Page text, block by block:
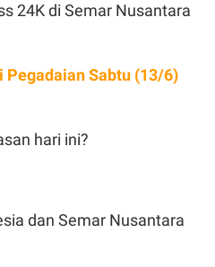
24K di Semar Nusantara
Pegadaian Sabtu (13/6)
hari ini?
dan Semar Nusantara